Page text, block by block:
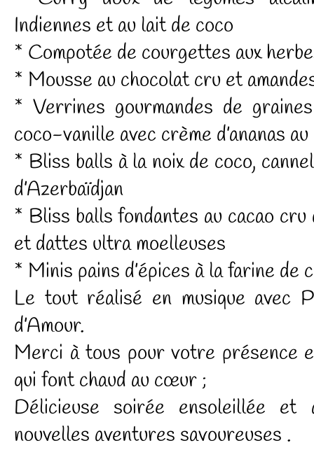
Indiennes et au lait de coco
* Compotée de courgettes aux
* Mousse au chocolat cru et
* Verrines gourmandes de
coco-vanille avec crème d’ananas
* Bliss balls à la noix de coco,
d’Azerbaïdjan
* Bliss balls fondantes au cacao
et dattes ultra moelleuses
* Minis pains d’épices à la farine de
Le tout réalisé en musique avec
d’Amour.
Merci à tous pour votre présence
qui font chaud au cœur ;
Délicieuse soirée ensoleillée
nouvelles aventures savoureuses .